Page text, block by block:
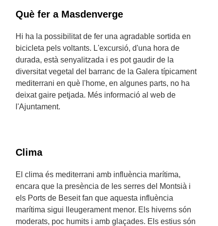
Què fer a Masdenverge
Hi ha la possibilitat de fer una agradable sortida en
bicicleta pels voltants. L'excursió, d'una hora de
durada, està senyalitzada i es pot gaudir de la
diversitat vegetal del barranc de la Galera típicament
mediterrani en què l'home, en algunes parts, no ha
deixat gaire petjada. Més informació al web de
l'Ajuntament.
Clima
El clima és mediterrani amb influència marítima,
encara que la presència de les serres del Montsià i
els Ports de Beseit fan que aquesta influència
marítima sigui lleugerament menor. Els hiverns són
moderats, poc humits i amb glaçades. Els estius són